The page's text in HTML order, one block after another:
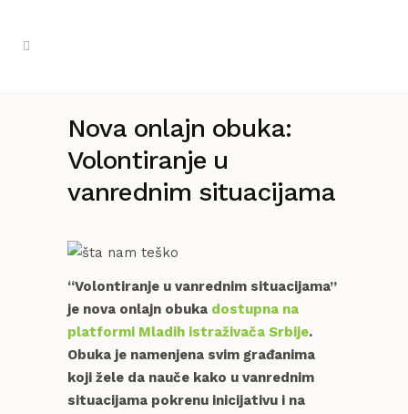
Nova onlajn obuka:
Volontiranje u
vanrednim situacijama
“Volontiranje u vanrednim situacijama”
je nova onlajn obuka dostupna na
platformi Mladih istraživača Srbije.
Obuka je namenjena svim građanima
koji žele da nauče kako u vanrednim
situacijama pokrenu inicijativu i na